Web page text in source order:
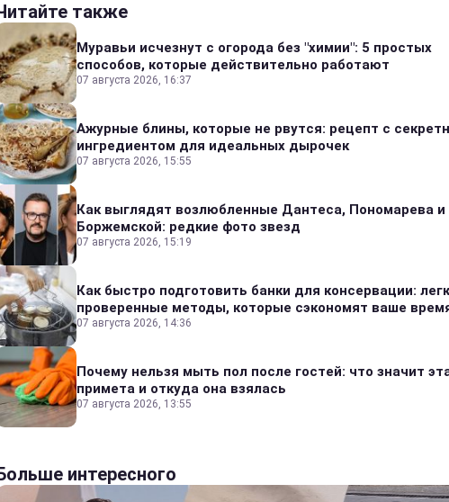
также
Муравьи исчезнут с огорода без "химии": 5 простых
способов, которые действительно работают
07 августа 2026, 16:37
Ажурные блины, которые не рвутся: рецепт с
ингредиентом для идеальных дырочек
07 августа 2026, 15:55
Как выглядят возлюбленные Дантеса, Пономарева и
Боржемской: редкие фото звезд
07 августа 2026, 15:19
Как быстро подготовить банки для консервации:
проверенные методы, которые сэкономят ваше
07 августа 2026, 14:36
Почему нельзя мыть пол после гостей: что значит
примета и откуда она взялась
07 августа 2026, 13:55
интересного